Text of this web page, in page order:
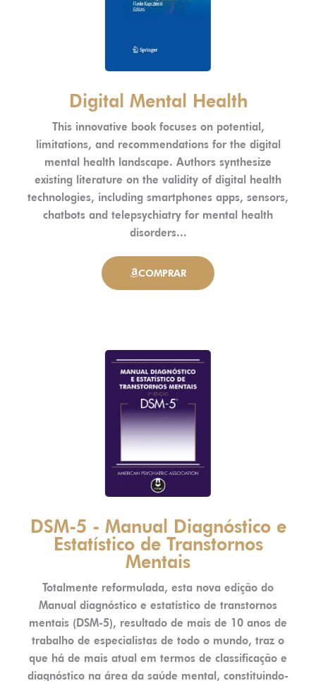
Digital Mental Health
This innovative book focuses on potential,
limitations, and recommendations for the digital
mental health landscape. Authors synthesize
existing literature on the validity of digital health
technologies, including smartphones apps, sensors,
chatbots and telepsychiatry for mental health
disorders...
COMPRAR
DSM-5 - Manual Diagnóstico e
Estatístico de Transtornos
Mentais
Totalmente reformulada, esta nova edição do
Manual diagnóstico e estatístico de transtornos
mentais (DSM-5), resultado de mais de 10 anos de
trabalho de especialistas de todo o mundo, traz o
que há de mais atual em termos de classificação e
diagnóstico na área da saúde mental, constituindo-